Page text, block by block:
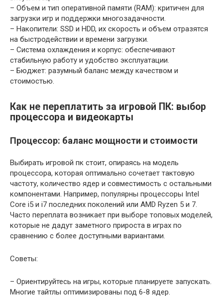
– Объем и тип оперативной памяти (RAM): критичен для
загрузки игр и поддержки многозадачности.
– Накопители: SSD и HDD, их скорость и объем отразятся
на быстродействии и времени загрузки.
– Система охлаждения и корпус: обеспечивают
стабильную работу и удобство эксплуатации.
– Бюджет: разумный баланс между качеством и
стоимостью.
Как не переплатить за игровой ПК: выбор
процессора и видеокарты
Процессор: баланс мощности и стоимости
Выбирать игровой пк стоит, опираясь на модель
процессора, которая оптимально сочетает тактовую
частоту, количество ядер и совместимость с остальными
компонентами. Например, популярны процессоры Intel
Core i5 и i7 последних поколений или AMD Ryzen 5 и 7.
Часто переплата возникает при выборе топовых моделей,
которые не дадут заметного прироста в играх по
сравнению с более доступными вариантами.
Советы:
– Ориентируйтесь на игры, которые планируете запускать.
Многие тайтлы оптимизированы под 6-8 ядер.